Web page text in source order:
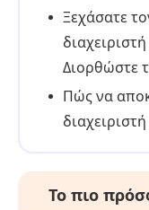
Ξεχάσατε
Διορθώστε
Πώς να
Το πιο